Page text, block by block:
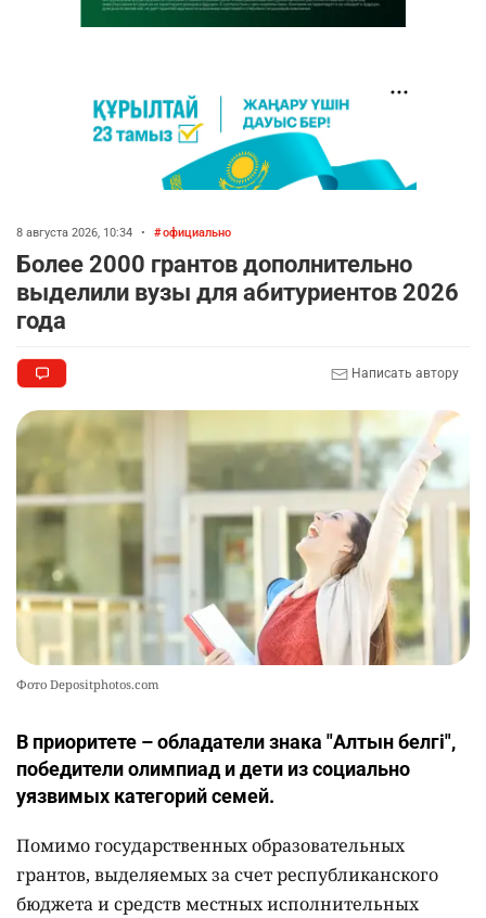
8 августа 2026, 10:34 • официально
Более 2000 грантов дополнительно
выделили вузы для абитуриентов 2026
года
Написать автору
Фото Depositphotos.com
В приоритете – обладатели знака "Алтын белгі",
победители олимпиад и дети из социально
уязвимых категорий семей.
Помимо государственных образовательных
грантов, выделяемых за счет республиканского
бюджета и средств местных исполнительных